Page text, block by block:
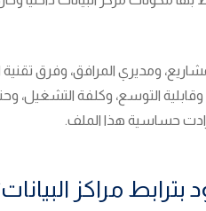
ومديري المرافق، وفرق
التوسع، وكلفة التشغيل،
حساسية هذا الملف.
مراكز